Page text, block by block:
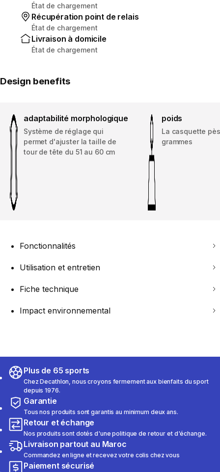
État de chargement
Récupération point de relais
État de chargement
Livraison à domicile
État de chargement
Design benefits
adaptabilité morphologique
Système de réglage qui
permet d'ajuster la taille de
tour de tête du 51 au 60 cm
poids
La casquette
grammes
Fonctionnalités
Utilisation et entretien
Fiche technique
Impact environnemental
Plus de 65 sports
Chez Decathlon, nous croyons fermement aux bienfaits du sport
depuis 1976.
Garantie
Tous nos produits sont garantis au minimum deux ans.
Retour et échange
Nos produits sont dotés d'une politique de retour et d'échange.
Livraison partout au Maroc
Commandez en ligne et recevez votre colis chez vous
Paiement sécurisé